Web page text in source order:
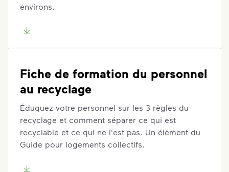
environs.
Fiche de formation du personnel
au recyclage
Éduquez votre personnel sur les 3 règles du
recyclage et comment séparer ce qui est
recyclable et ce qui ne l'est pas. Un élément du
Guide pour logements collectifs.